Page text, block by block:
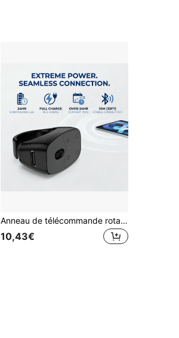
Anneau de télécommande rotative sans fil compatible avec les principales plateformes de vidéos courtes sur les réseaux sociaux, défilement et prise de vue mains libres, peut être utilisé comme télécommande pour appareil photo, bâton de selfie, télécommande de curseur, batterie intégrée de 30 mAh, idéal pour les vacances d'été, les voyages et autres occasions
10,43€